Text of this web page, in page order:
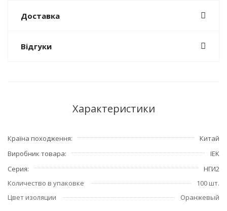
Доставка
Відгуки
Характеристики
Країна походження
Китай
Виробник товара
IEK
Серия
НГИ2
Количество в упаковке
100 шт.
Цвет изоляции
Оранжевый